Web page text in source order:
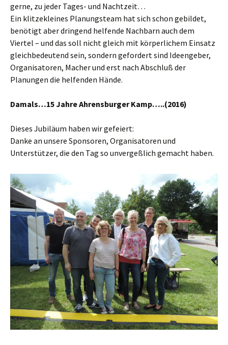
gerne, zu jeder Tages- und Nachtzeit…
Ein klitzekleines Planungsteam hat sich schon gebildet,
benötigt aber dringend helfende Nachbarn auch dem
Viertel – und das soll nicht gleich mit körperlichem Einsatz
gleichbedeutend sein, sondern gefordert sind Ideengeber,
Organisatoren, Macher und erst nach Abschluß der
Planungen die helfenden Hände.
Damals…15 Jahre Ahrensburger Kamp…..(2016)
Dieses Jubiläum haben wir gefeiert:
Danke an unsere Sponsoren, Organisatoren und
Unterstützer, die den Tag so unvergeßlich gemacht haben.